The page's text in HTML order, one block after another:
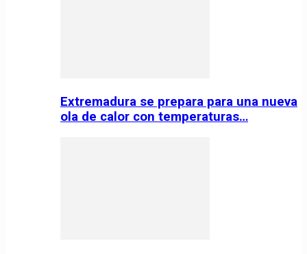
Extremadura se prepara para una nueva
ola de calor con temperaturas…